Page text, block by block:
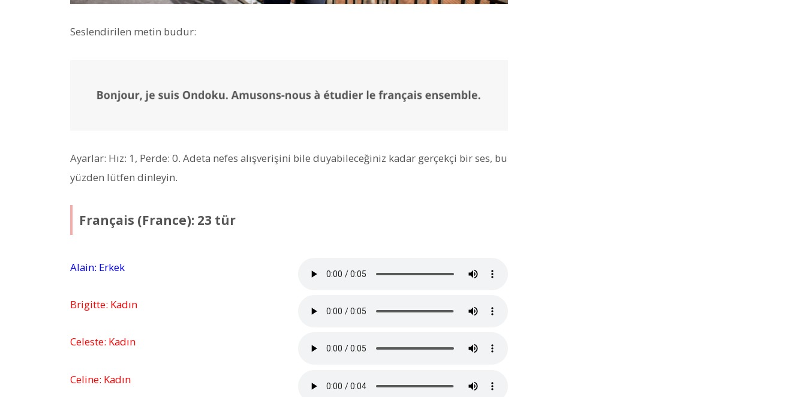
Seslendirilen metin budur:
Ayarlar: Hız: 1, Perde: 0. Adeta nefes alışverişini bile duyabileceğiniz kadar gerçekçi bir ses, bu
yüzden lütfen dinleyin.
Français (France): 23 tür
Alain: Erkek
Brigitte: Kadın
Celeste: Kadın
Celine: Kadın